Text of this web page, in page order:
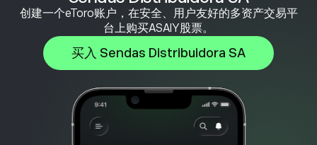
创建一个eToro账户，在安全、用户友好的多资产交易平
台上购买ASAIY股票。
买入 Sendas Distribuidora SA